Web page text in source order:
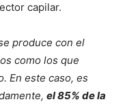
capilar.
produce con el
como los que
En este caso, es
el 85% de la